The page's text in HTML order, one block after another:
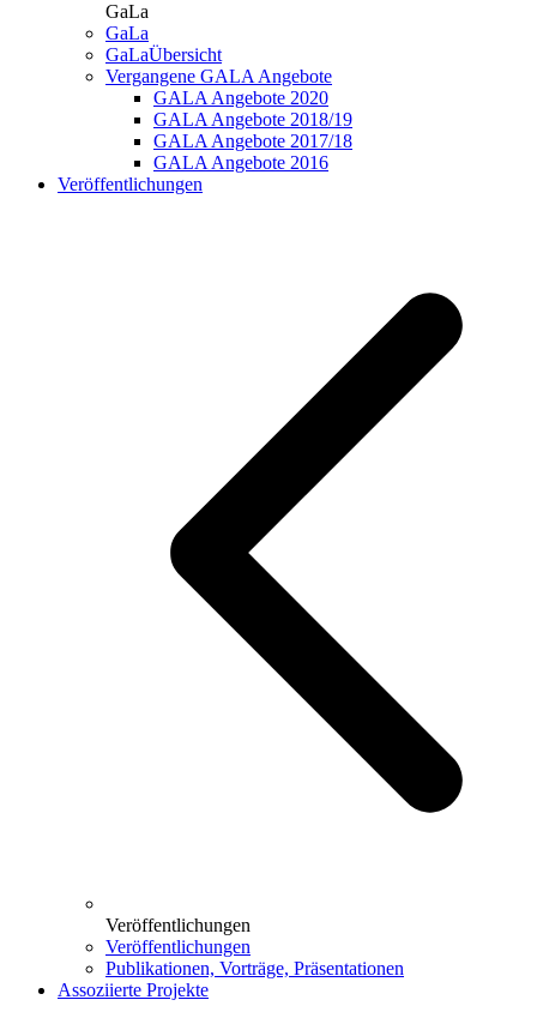
GaLa
GaLa
GaLaÜbersicht
Vergangene GALA Angebote
GALA Angebote 2020
GALA Angebote 2018/19
GALA Angebote 2017/18
GALA Angebote 2016
Veröffentlichungen
Veröffentlichungen
Veröffentlichungen
Publikationen, Vorträge, Präsentationen
Assoziierte Projekte